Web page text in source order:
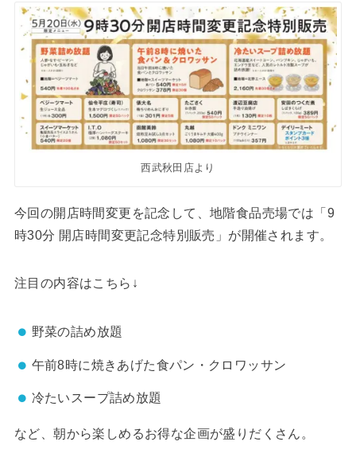
西武秋田店より
今回の開店時間変更を記念して、地階食品売場では「9
時30分 開店時間変更記念特別販売」が開催されます。
注目の内容はこちら↓
野菜の詰め放題
午前8時に焼きあげた食パン・クロワッサン
冷たいスープ詰め放題
など、朝から楽しめるお得な企画が盛りだくさん。